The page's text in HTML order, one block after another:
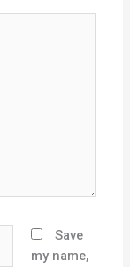
Save
my name,